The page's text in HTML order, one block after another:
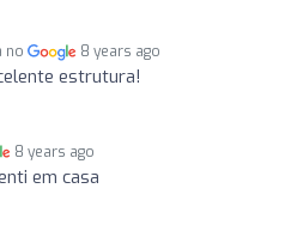
no 8 years ago
estrutura!
8 years ago
em casa